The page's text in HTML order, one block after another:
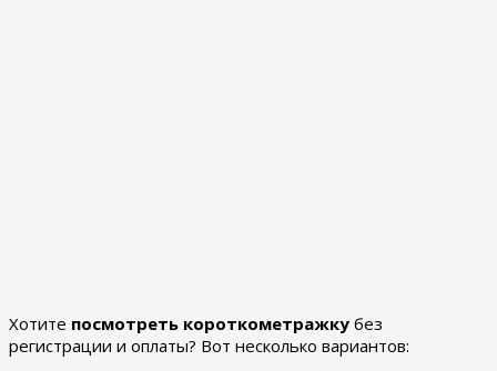
Хотите посмотреть короткометражку без
регистрации и оплаты? Вот несколько вариантов: